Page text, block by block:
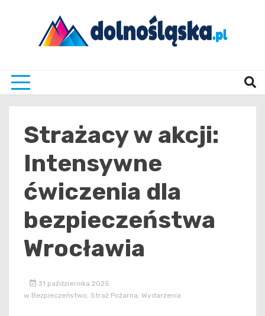
Strażacy w akcji:
Intensywne
ćwiczenia dla
bezpieczeństwa
Wrocławia
31 października 2025
w Bezpieczeństwo Straż Pożarna Wydarzenia